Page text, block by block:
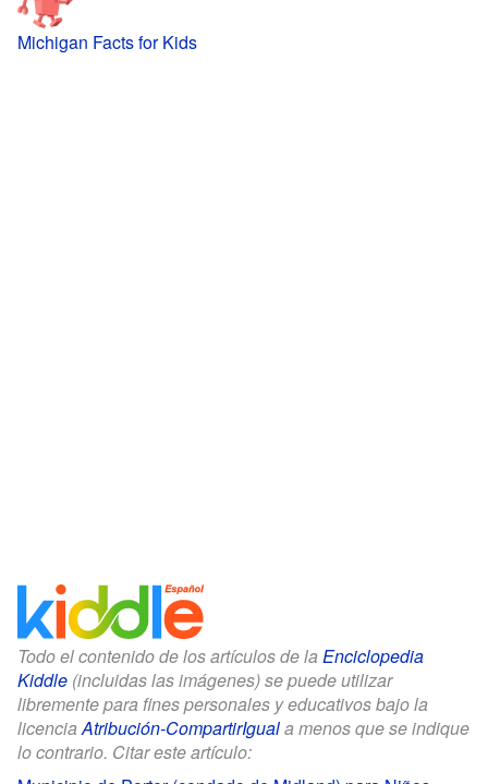
Michigan Facts for Kids
Todo el contenido de los artículos de la Enciclopedia
Kiddle (incluidas las imágenes) se puede utilizar
libremente para fines personales y educativos bajo la
licenciaAtribución-CompartirIguala menos que se indique
lo contrario. Citar este artículo: